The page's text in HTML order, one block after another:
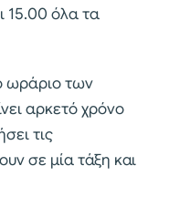
15.00 όλα τα
ωράριο των
αρκετό χρόνο
τις
σε μία τάξη και